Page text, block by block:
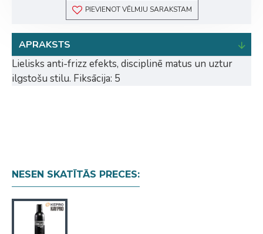
PIEVIENOT VĒLMJU SARAKSTAM
APRAKSTS
Lielisks anti-frizz efekts, disciplinē matus un uztur
ilgstošu stilu. Fiksācija: 5
NESEN SKATĪTĀS PRECES: